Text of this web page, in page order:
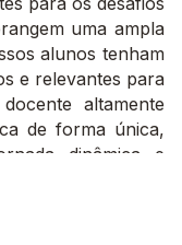
uma ampla
alunos tenham
e relevantes para
altamente
de forma única,
dinâmica e
o Instituto